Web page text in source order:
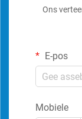
Ons
E-pos
Mobiele